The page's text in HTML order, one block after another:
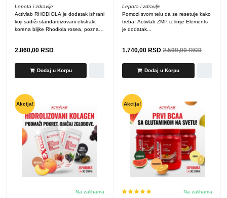
Lepota i zdravlje
Activlab RHODIOLA je dodatak ishrani
koji sadrži standardizovani ekstrakt
korena biljke Rhodiola rosea, poznate
2.860,00 RSD
Dodaj u Korpu
Lepota i zdravlje
Pomozi svom telu da se resetuje kako
treba! Activlab ZMP iz linije Elements
je dodatak...
1.740,00 RSD 2.590,00RSD
Dodaj u Korpu
Akcija!
Na zalihama
Akcija!
Na zalihama